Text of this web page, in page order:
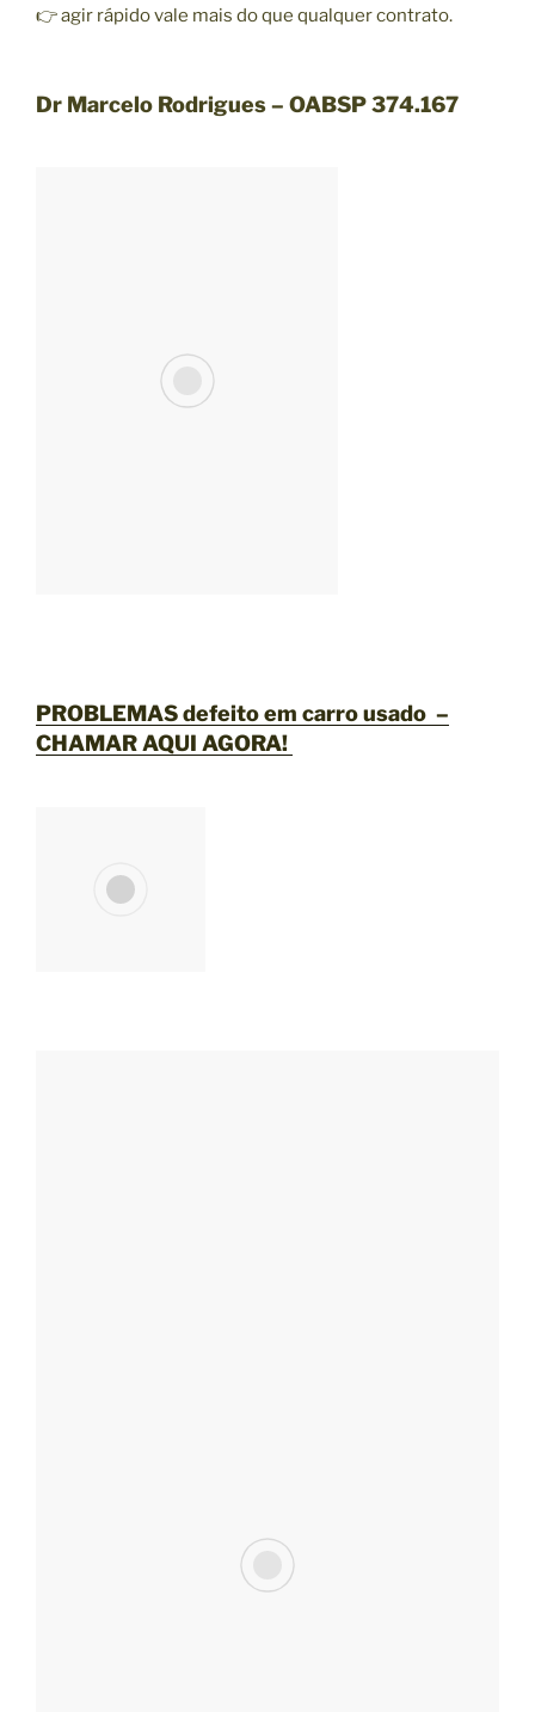
👉 agir rápido vale mais do que qualquer contrato.
Dr Marcelo Rodrigues – OABSP 374.167
PROBLEMAS defeito em carro usado –
CHAMAR AQUI AGORA!